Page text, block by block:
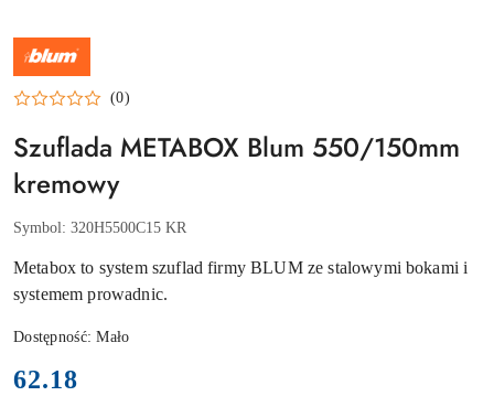
PRODUCENTA:
BLUM
(0)
Szuflada METABOX Blum 550/150mm
kremowy
Symbol: 320H5500C15 KR
Metabox to system szuflad firmy BLUM ze stalowymi bokami i
systemem prowadnic.
Dostępność:Mało
cena:
62.18